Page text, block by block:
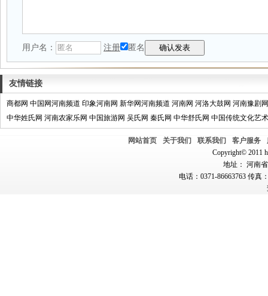
用户名： 注册 匿名
友情链接
商都网 中国网河南频道 印象河南网 新华网河南频道 河南网 河洛大鼓网 河南豫剧网
中华姓氏网 河南农家乐网 中国旅游网 吴氏网 秦氏网 中华舒氏网 中国传统文化艺
网站首页 关于我们 联系我们 客户服务
Copyright© 2011
地址： 河南
电话：0371-86663763 传真